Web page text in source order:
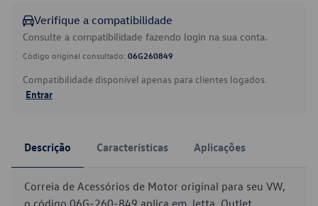
Verifique a compatibilidade
Consulte a compatibilidade fazendo login na sua conta.
Código original consultado: 06G260849
Compatibilidade disponível apenas para clientes logados.
Entrar
Descrição Características Aplicações
Correia de Acessórios de Motor original para seu VW,
o código 06G-260-849 aplica em Jetta. Outlet